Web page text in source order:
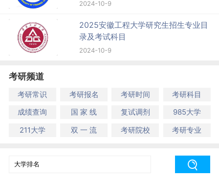
2024-10-9
2025安徽工程大学研究生招生专业目
录及考试科目
2024-10-9
考研频道
考研常识 考研报名 考研时间
考研科目
成绩查询
国 家 线 复试调剂
985大学
211大学
双 一 流 考研院校 考研专业